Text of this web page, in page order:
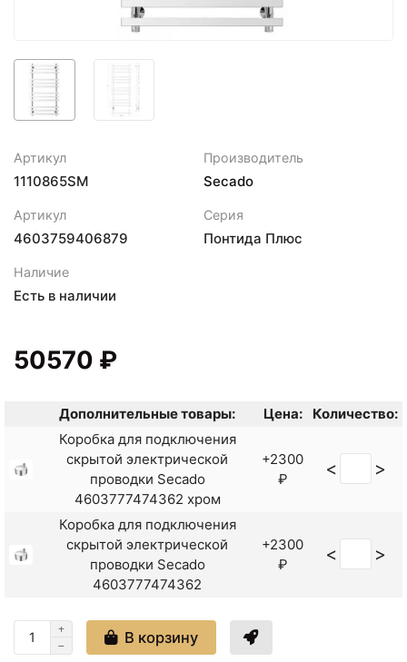
Артикул
1110865SM
Производитель
Secado
Артикул
4603759406879
Серия
Понтида Плюс
Наличие
Есть в наличии
50570 ₽
Дополнительные товары: Цена:
Количество:
Коробка для подключения
скрытой электрической
проводки Secado
4603777474362 хром
+2300
₽
< >
Коробка для подключения
скрытой электрической
проводки Secado
4603777474362
+2300
₽
< >
В корзину